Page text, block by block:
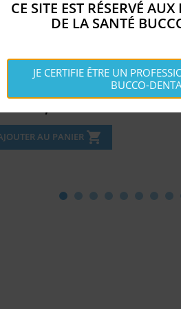
(20) 1.2CC...
Prix
41,
AU PANIER shopping_cart
CE SITE EST RÉSERVÉ
DE LA SANTÉ
JE CERTIFIE ÊTRE UN
BUCCO-